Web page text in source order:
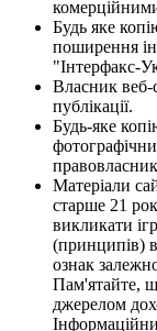
Будь яке
поширення
"Інтерфакс-
Власник веб-
публікації.
Будь-яке
Матеріали
старше 21
викликати
(принципів)
ознак
Пам'ятайте,
джерелом